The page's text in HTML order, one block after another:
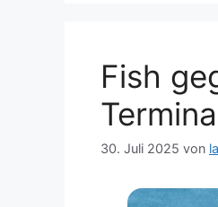
Fish
30. Juli 2025 von